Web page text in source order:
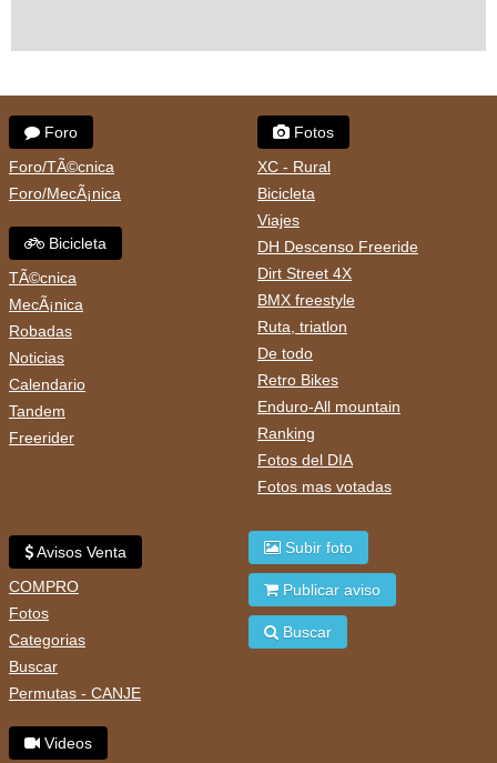
Foro
Foro/TÃ©cnica
Foro/MecÃ¡nica
Bicicleta
TÃ©cnica
MecÃ¡nica
Robadas
Noticias
Calendario
Tandem
Freerider
Fotos
XC - Rural
Bicicleta
Viajes
DH Descenso Freeride
Dirt Street 4X
BMX freestyle
Ruta, triatlon
De todo
Retro Bikes
Enduro-All mountain
Ranking
Fotos del DIA
Fotos mas votadas
Avisos Venta
COMPRO
Fotos
Categorias
Buscar
Permutas - CANJE
Videos
Subir foto
Publicar aviso
Buscar